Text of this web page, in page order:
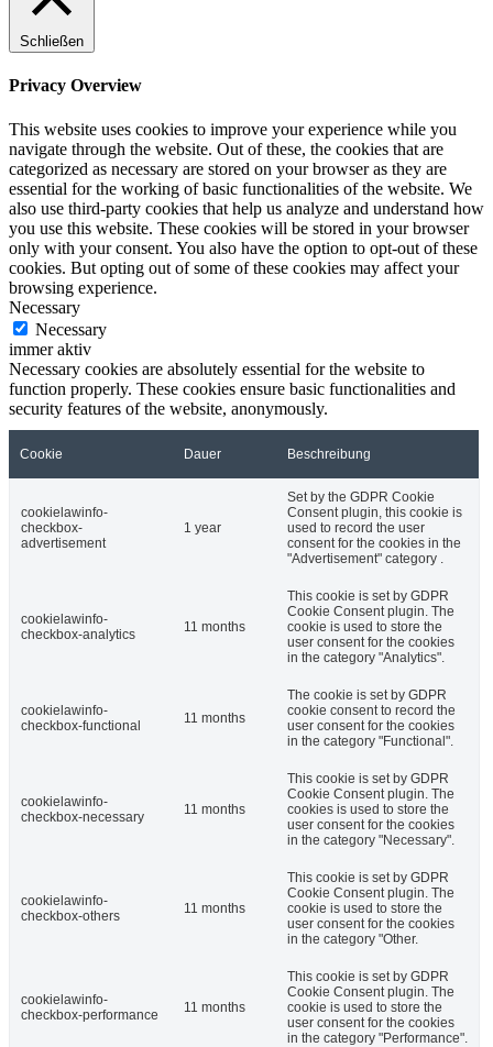
Schließen
Privacy Overview
This website uses cookies to improve your experience while you
navigate through the website. Out of these, the cookies that are
categorized as necessary are stored on your browser as they are
essential for the working of basic functionalities of the website. We
also use third-party cookies that help us analyze and understand how
you use this website. These cookies will be stored in your browser
only with your consent. You also have the option to opt-out of these
cookies. But opting out of some of these cookies may affect your
browsing experience.
Necessary
Necessary
immer aktiv
Necessary cookies are absolutely essential for the website to
function properly. These cookies ensure basic functionalities and
security features of the website, anonymously.
Cookie Dauer Beschreibung
cookielawinfo-
checkbox-
advertisement
1 year
Set by the GDPR Cookie
Consent plugin, this cookie is
used to record the user
consent for the cookies in the
"Advertisement" category .
cookielawinfo-
checkbox-analytics
11 months
This cookie is set by GDPR
Cookie Consent plugin. The
cookie is used to store the
user consent for the cookies
in the category "Analytics".
cookielawinfo-
checkbox-functional
11 months
The cookie is set by GDPR
cookie consent to record the
user consent for the cookies
in the category "Functional".
cookielawinfo-
checkbox-necessary
11 months
This cookie is set by GDPR
Cookie Consent plugin. The
cookies is used to store the
user consent for the cookies
in the category "Necessary".
cookielawinfo-
checkbox-others
11 months
This cookie is set by GDPR
Cookie Consent plugin. The
cookie is used to store the
user consent for the cookies
in the category "Other.
cookielawinfo-
checkbox-performance
11 months
This cookie is set by GDPR
Cookie Consent plugin. The
cookie is used to store the
user consent for the cookies
in the category "Performance".